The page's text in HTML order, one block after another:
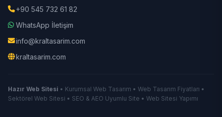
+90 545 732 61 82
WhatsApp İletişim
info@kraltasarim.com
kraltasarim.com
Hazır Web Sitesi • Kurumsal Web Tasarım • Web Tasarım Fiyatları •
Sektörel Web Sitesi • SEO & AEO Uyumlu Site • Web Sitesi Yapımı